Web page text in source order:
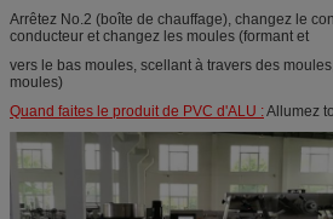
Arrêtez No.2 (boîte de chauffage), changez le
conducteur et changez les moules (formant et
vers le bas moules, scellant à travers des
moules)
Quand faites le produit de PVC d'ALU :Allumez